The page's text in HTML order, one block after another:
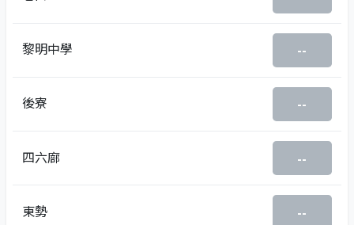
黎明中學 --
後寮 --
四六廍 --
東勢 --